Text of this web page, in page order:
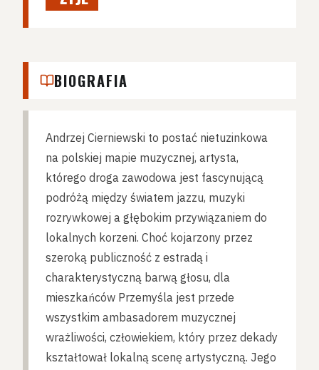
BIOGRAFIA
Andrzej Cierniewski to postać nietuzinkowa
na polskiej mapie muzycznej, artysta,
którego droga zawodowa jest fascynującą
podróżą między światem jazzu, muzyki
rozrywkowej a głębokim przywiązaniem do
lokalnych korzeni. Choć kojarzony przez
szeroką publiczność z estradą i
charakterystyczną barwą głosu, dla
mieszkańców Przemyśla jest przede
wszystkim ambasadorem muzycznej
wrażliwości, człowiekiem, który przez dekady
kształtował lokalną scenę artystyczną. Jego